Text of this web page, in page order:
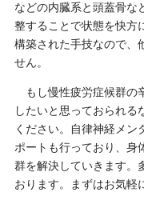
などの内臓系と頭蓋骨な
整することで状態を快方
構築された手技なので、
せん。
もし慢性疲労症候群の
したいと思っておられる
ください。自律神経メン
ポートも行っており、身
群を解決していきます。
おります。まずはお気軽